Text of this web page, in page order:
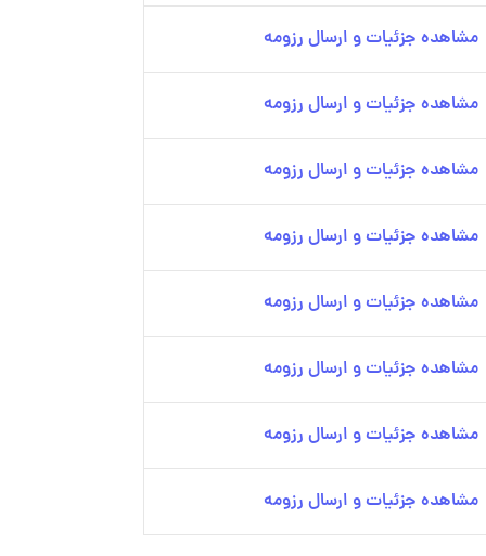
مشاهده جزئیات و ارسال رزومه
مشاهده جزئیات و ارسال رزومه
مشاهده جزئیات و ارسال رزومه
مشاهده جزئیات و ارسال رزومه
مشاهده جزئیات و ارسال رزومه
مشاهده جزئیات و ارسال رزومه
مشاهده جزئیات و ارسال رزومه
مشاهده جزئیات و ارسال رزومه